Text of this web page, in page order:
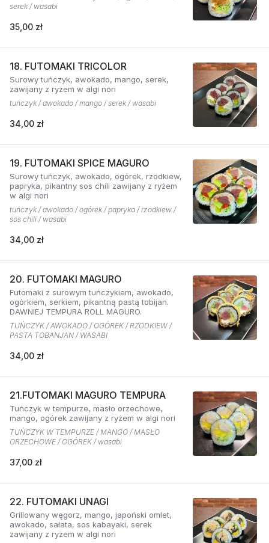
serek / wasabi
35,00 zł
18. FUTOMAKI TRICOLOR
Surowy tuńczyk, awokado, mango, serek,
zawijany z ryżem w algi nori
tuńczyk / awokado / mango / serek / wasabi
34,00 zł
19. FUTOMAKI SPICE MAGURO
Surowy tuńczyk, awokado, ogórek, rzodkiew,
papryka, pikantny sos chili zawijany z ryżem
w algi nori
tuńczyk / awokado / ogórek / papryka / rzodkiew /
sos chili / wasabi
34,00 zł
20. FUTOMAKI MAGURO
Futomaki z surowym tuńczykiem, awokado,
ogórkiem, serkiem, pikantną pastą tobijan.
DAWNIEJ TEMPURA ROLL MAGURO.
TUŃCZYK / AWOKADO / OGÓREK / RZODKIEW /
PASTA TOBANJAN / WASABI
34,00 zł
21.FUTOMAKI MAGURO TEMPURA
Tuńczyk w tempurze, masło orzechowe,
mango, ogórek zawijany z ryżem w algi nori
TUŃCZYK W TEMPURZE / MANGO / MASŁO
ORZECHOWE / OGÓREK / wasabi
37,00 zł
22. FUTOMAKI UNAGI
Grillowany węgorz, mango, japoński omlet,
awokado, sałata, sos kabayaki, serek
zawijany z ryżem w algi nori